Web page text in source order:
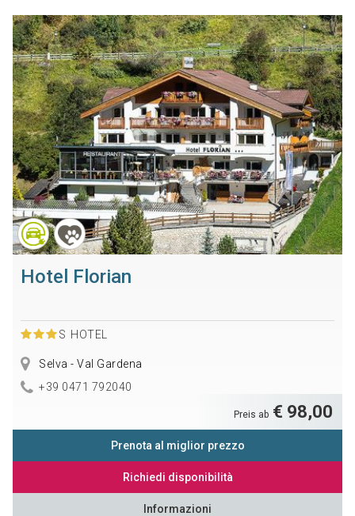
Hotel Florian
S HOTEL
Selva - Val Gardena
+39 0471 792040
Preis ab € 98,00
Prenota al miglior prezzo
Richiedi disponibilità
Informazioni